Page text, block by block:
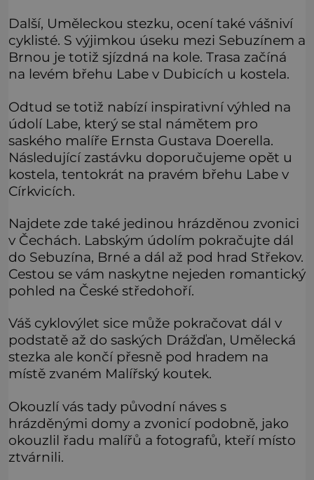
Další, Uměleckou stezku, ocení také vášniví
cyklisté. S výjimkou úseku mezi Sebuzínem a
Brnou je totiž sjízdná na kole. Trasa začíná
na levém břehu Labe v Dubicích u kostela.
Odtud se totiž nabízí inspirativní výhled na
údolí Labe, který se stal námětem pro
saského malíře Ernsta Gustava Doerella.
Následující zastávku doporučujeme opět u
kostela, tentokrát na pravém břehu Labe v
Církvicích.
Najdete zde také jedinou hrázděnou zvonici
v Čechách. Labským údolím pokračujte dál
do Sebuzína, Brné a dál až pod hrad Střekov.
Cestou se vám naskytne nejeden romantický
pohled na České středohoří.
Váš cyklovýlet sice může pokračovat dál v
podstatě až do saských Drážďan, Umělecká
stezka ale končí přesně pod hradem na
místě zvaném Malířský koutek.
Okouzlí vás tady původní náves s
hrázděnými domy a zvonicí podobně, jako
okouzlil řadu malířů a fotografů, kteří místo
ztvárnili.